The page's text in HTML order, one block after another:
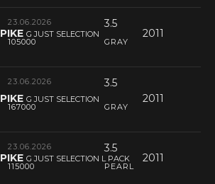
23.06.2026 3.5
G JUST SELECTION 2011
105000 GRAY
23.06.2026
3.5
G JUST SELECTION 2011
167000 GRAY
23.06.2026 3.5
G JUST SELECTION L PACK 2011
115000 PEARL